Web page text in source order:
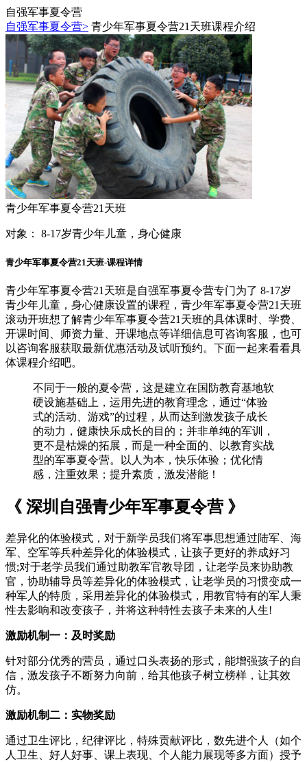
自强军事夏令营
自强军事夏令营> 青少年军事夏令营21天班课程介绍
青少年军事夏令营21天班
对象： 8-17岁青少年儿童，身心健康
青少年军事夏令营21天班-课程详情
青少年军事夏令营21天班是自强军事夏令营专门为了 8-17岁
青少年儿童，身心健康设置的课程，青少年军事夏令营21天班
滚动开班想了解青少年军事夏令营21天班的具体课时、学费、
开课时间、师资力量、开课地点等详细信息可咨询客服，也可
以咨询客服获取最新优惠活动及试听预约。下面一起来看看具
体课程介绍吧。
不同于一般的夏令营，这是建立在国防教育基地软
硬设施基础上，运用先进的教育理念，通过“体验
式的活动、游戏”的过程，从而达到激发孩子成长
的动力，健康快乐成长的目的；并非单纯的军训，
更不是枯燥的拓展，而是一种全面的、以教育实战
型的军事夏令营。以人为本，快乐体验；优化情
感，注重效果；提升素质，激发潜能！
《 深圳自强青少年军事夏令营 》
差异化的体验模式，对于新学员我们将军事思想通过陆军、海
军、空军等兵种差异化的体验模式，让孩子更好的养成好习
惯;对于老学员我们通过助教军官教导团，让老学员来协助教
官，协助辅导员等差异化的体验模式，让老学员的习惯变成一
种军人的特质，采用差异化的体验模式，用教官特有的军人秉
性去影响和改变孩子，并将这种特性去孩子未来的人生!
激励机制一：及时奖励
针对部分优秀的营员，通过口头表扬的形式，能增强孩子的自
信，激发孩子不断努力向前，给其他孩子树立榜样，让其效
仿。
激励机制二：实物奖励
通过卫生评比，纪律评比，特殊贡献评比，数先进个人（如个
人卫生、好人好事、课上表现、个人能力展现等多方面）授予